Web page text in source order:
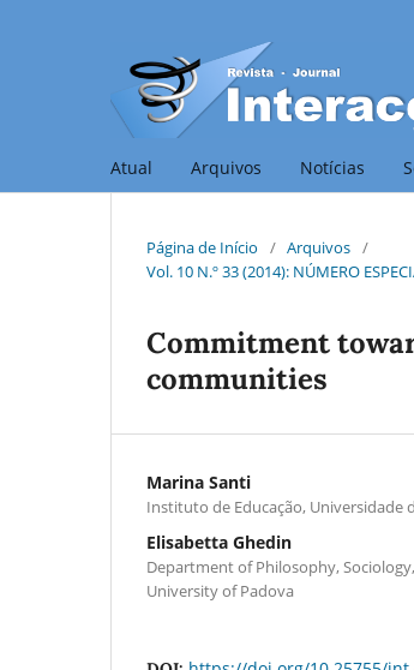
Atual Arquivos Notícias
Página de Início / Arquivos /
Vol. 10 N.º 33 (2014): NÚMERO
Commitment
communities
Marina Santi
Instituto de Educação, Universidade
Elisabetta Ghedin
Department of Philosophy,
University of Padova